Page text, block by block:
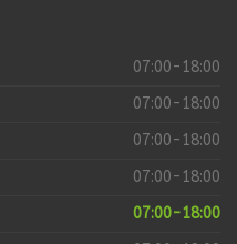
07:00-18:00
07:00-18:00
07:00-18:00
07:00-18:00
07:00-18:00